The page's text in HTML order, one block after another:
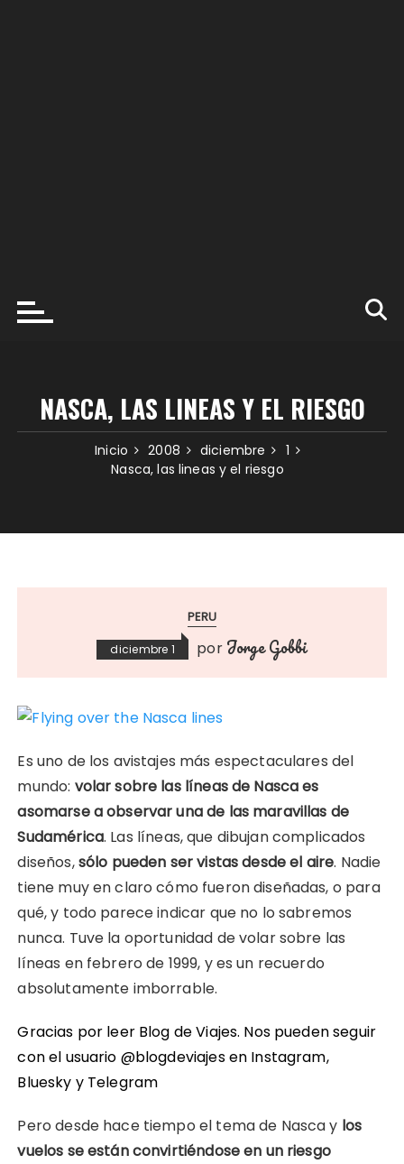
NASCA, LAS LINEAS Y EL RIESGO
Inicio 2008 diciembre
1
Nasca, las lineas y el riesgo
PERU
diciembre 1 por Jorge Gobbi
Es uno de los avistajes más espectaculares del
mundo: volar sobre las líneas de Nasca es
asomarse a observar una de las maravillas de
Sudamérica. Las líneas, que dibujan complicados
diseños,sólo pueden ser vistas desde el aire. Nadie
tiene muy en claro cómo fueron diseñadas, o para
qué, y todo parece indicar que no lo sabremos
nunca. Tuve la oportunidad de volar sobre las
líneas en febrero de 1999, y es un recuerdo
absolutamente imborrable.
Gracias por leer Blog de Viajes. Nos pueden seguir
con el usuario @blogdeviajes en Instagram,
Bluesky y Telegram
Pero desde hace tiempo el tema de Nasca y los
vuelos se están convirtiéndose en un riesgo